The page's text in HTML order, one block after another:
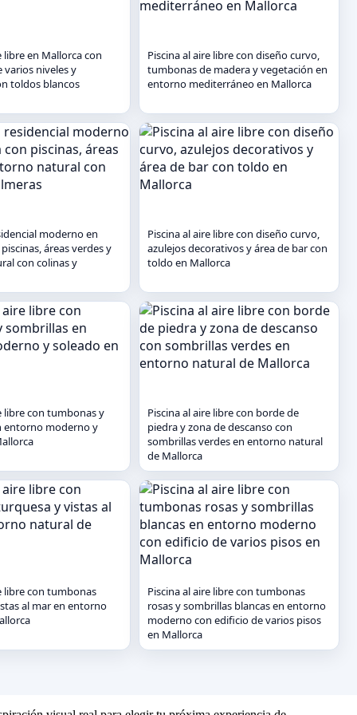
libre en Mallorca con
varios niveles y
toldos blancos
Piscina al aire libre con diseño curvo,
tumbonas de madera y vegetación en
entorno mediterráneo en Mallorca
moderno en
áreas verdes y
con colinas y
Piscina al aire libre con diseño curvo,
azulejos decorativos y área de bar con
toldo en Mallorca
libre con tumbonas y
entorno moderno y
Piscina al aire libre con borde de
piedra y zona de descanso con
sombrillas verdes en entorno natural
de Mallorca
libre con tumbonas
al mar en entorno
Piscina al aire libre con tumbonas
rosas y sombrillas blancas en entorno
moderno con edificio de varios pisos
en Mallorca